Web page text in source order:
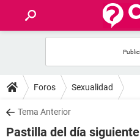
FOROS
SALUD
Foros Sexualidad
Tema Anterior
Pastilla del día siguiente